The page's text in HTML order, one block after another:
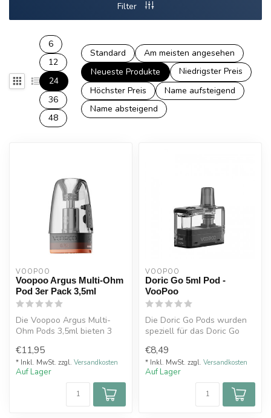
Filter
6
12
24
36
48
Standard
Am meisten angesehen
Neueste Produkte
Niedrigster Preis
Höchster Preis
Name aufsteigend
Name absteigend
VOOPOO
Voopoo Argus Multi-Ohm
Pod 3er Pack 3,5ml
Die Voopoo Argus Multi-
Ohm Pods 3,5ml bieten 3
(0.4 / 0...
€11,95
* Inkl. MwSt. zzgl. Versandkosten
Auf Lager
VOOPOO
Doric Go 5ml Pod -
VooPoo
Die Doric Go Pods wurden
speziell für das Doric Go
haben...
€8,49
* Inkl. MwSt. zzgl. Versandkosten
Auf Lager